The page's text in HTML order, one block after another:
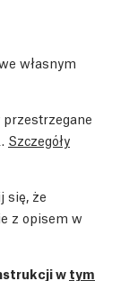
własnym
Szczegóły
się, że
z opisem w
w tym